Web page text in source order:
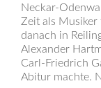
Neckar-
Zeit als Musiker
danach in
Alexander
Carl-Friedrich
Abitur machte.